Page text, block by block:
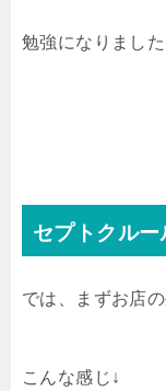
勉強になりまし
セプトクルー
では、まずお店
こんな感じ↓